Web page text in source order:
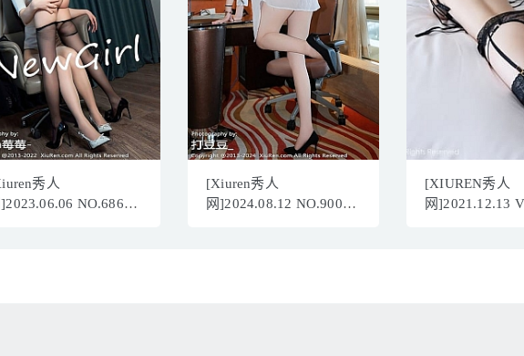
秀人
]2023.06.06 NO.6860
[Xiuren秀人
网]2024.08.12 NO.9002
[XIUREN秀人
网]2021.12.13